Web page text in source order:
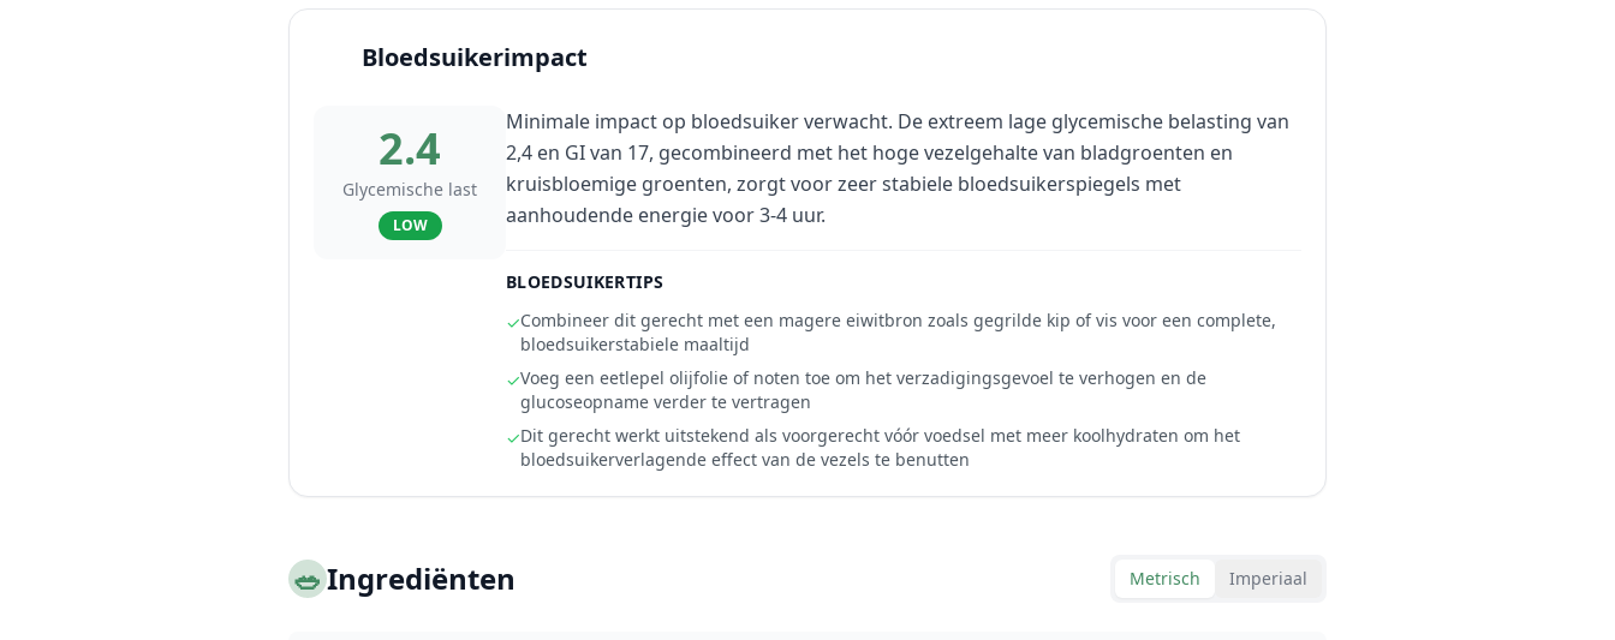
Bloedsuikerimpact
2.4
Glycemische last
LOW
Minimale impact op bloedsuiker verwacht. De extreem lage glycemische belasting van
2,4 en GI van 17, gecombineerd met het hoge vezelgehalte van bladgroenten en
kruisbloemige groenten, zorgt voor zeer stabiele bloedsuikerspiegels met
aanhoudende energie voor 3-4 uur.
BLOEDSUIKERTIPS
✓Combineer dit gerecht met een magere eiwitbron zoals gegrilde kip of vis voor een complete,
bloedsuikerstabiele maaltijd
✓Voeg een eetlepel olijfolie of noten toe om het verzadigingsgevoel te verhogen en de
glucoseopname verder te vertragen
✓Dit gerecht werkt uitstekend als voorgerecht vóór voedsel met meer koolhydraten om het
bloedsuikerverlagende effect van de vezels te benutten
🥗Ingrediënten Metrisch Imperiaal